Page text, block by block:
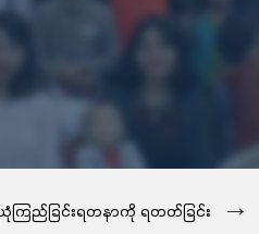
ကြည်ခြင်းရတနာကို ရတတ်ခြင်း →